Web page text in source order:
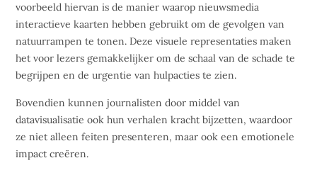
voorbeeld hiervan is de manier waarop nieuwsmedia
interactieve kaarten hebben gebruikt om de gevolgen van
natuurrampen te tonen. Deze visuele representaties maken
het voor lezers gemakkelijker om de schaal van de schade te
begrijpen en de urgentie van hulpacties te zien.
Bovendien kunnen journalisten door middel van
datavisualisatie ook hun verhalen kracht bijzetten, waardoor
ze niet alleen feiten presenteren, maar ook een emotionele
impact creëren.